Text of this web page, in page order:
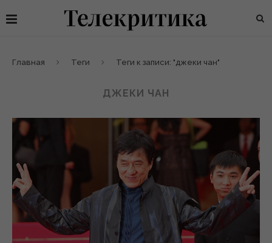
Главная Теги Теги к записи: "джеки чан"
ДЖЕКИ ЧАН